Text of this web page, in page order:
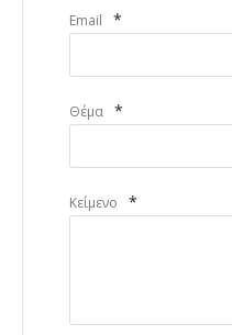
Email *
Θέμα *
Κείμενο *